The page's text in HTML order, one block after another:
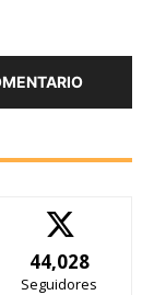
44,028
Seguidores